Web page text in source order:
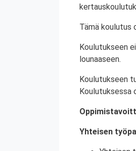
Tämä koulutus
Koulutukseen
lounaaseen.
Koulutukseen
Koulutuksessa
Yhteisen